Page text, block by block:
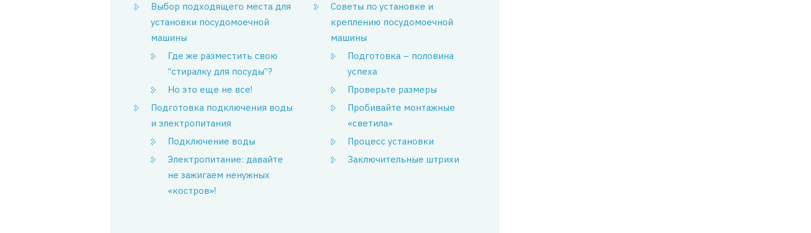
Выбор подходящего места для
установки посудомоечной
машины
Где же разместить свою
“стиралку для посуды”?
Но это еще не все!
Подготовка подключения воды
и электропитания
Подключение воды
Электропитание: давайте
не зажигаем ненужных
«костров»!
Советы по установке и
креплению посудомоечной
машины
Подготовка – половина
успеха
Проверьте размеры
Пробивайте монтажные
«светила»
Процесс установки
Заключительные штрихи